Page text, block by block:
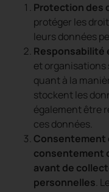
Protection des
protéger les
leurs données
Responsabilité
et organisations
quant à la
stockent les
également être
ces données.
Consentement
consentement
avant de
personnelles.